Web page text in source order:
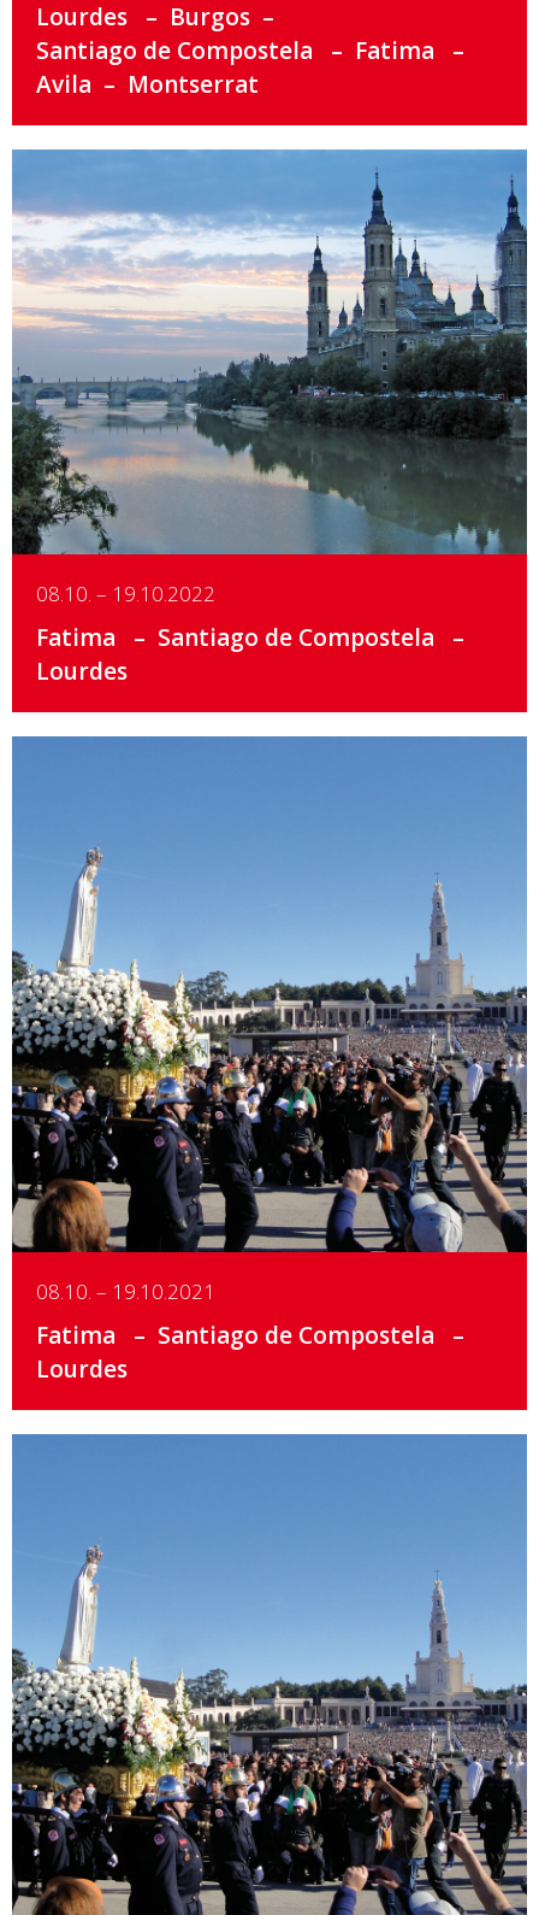
Lourdes
Burgos
Santiago de Compostela
Fatima
Avila
Montserrat
08.10. – 19.10.2022
Fatima
Santiago de Compostela
Lourdes
Details
08.10. – 19.10.2021
Fatima
Santiago de Compostela
Lourdes
Details
Details